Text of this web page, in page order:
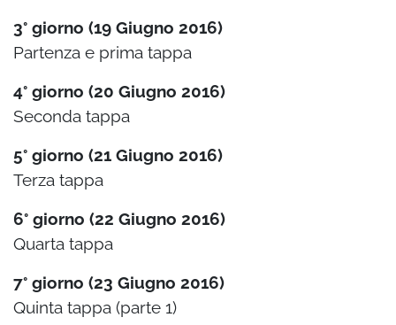
3° giorno (19 Giugno 2016)
Partenza e prima tappa
4° giorno (20 Giugno 2016)
Seconda tappa
5° giorno (21 Giugno 2016)
Terza tappa
6° giorno (22 Giugno 2016)
Quarta tappa
7° giorno (23 Giugno 2016)
Quinta tappa (parte 1)